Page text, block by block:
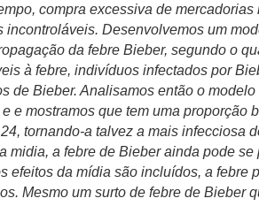
compra excessiva de mercadorias
incontroláveis. Desenvolvemos um
da febre Bieber, segundo o
à febre, indivíduos infectados por
de Bieber. Analisamos então o
e mostramos que tem uma proporção
tornando-a talvez a mais infecciosa
midia, a febre de Bieber ainda pode se
efeitos da mídia são incluídos, a febre
Mesmo um surto de febre de Bieber